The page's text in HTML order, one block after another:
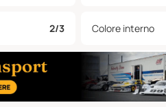
2/3 Colore interno